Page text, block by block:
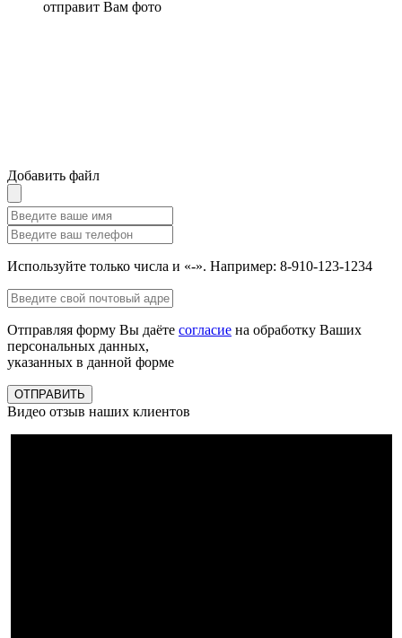
отправит Вам фото
Добавить файл
Используйте только числа и «-». Например: 8-910-123-1234
Отправляя форму Вы даёте согласие на обработку Ваших
персональных данных,
указанных в данной форме
ОТПРАВИТЬ
Видео отзыв наших клиентов